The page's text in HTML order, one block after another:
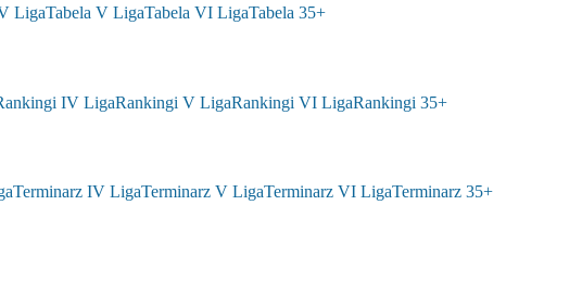
LigaTabela V LigaTabela VI LigaTabela 35+
IV LigaRankingi V LigaRankingi VI LigaRankingi 35+
Terminarz IV LigaTerminarz V LigaTerminarz VI LigaTerminarz 35+